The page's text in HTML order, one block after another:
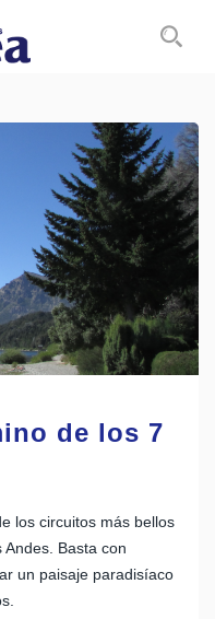
de los 7
los circuitos más bellos
Basta con
un paisaje paradisíaco